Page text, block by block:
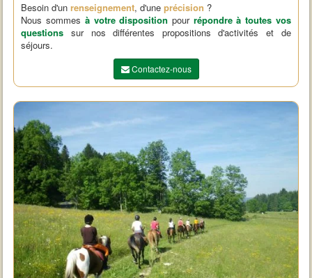
Besoin d'unrenseignement, d'uneprécision ?
Nous sommes à votre disposition pour répondre à toutes vos
questions sur nos différentes propositions d'activités et de
séjours.
Contactez-nous